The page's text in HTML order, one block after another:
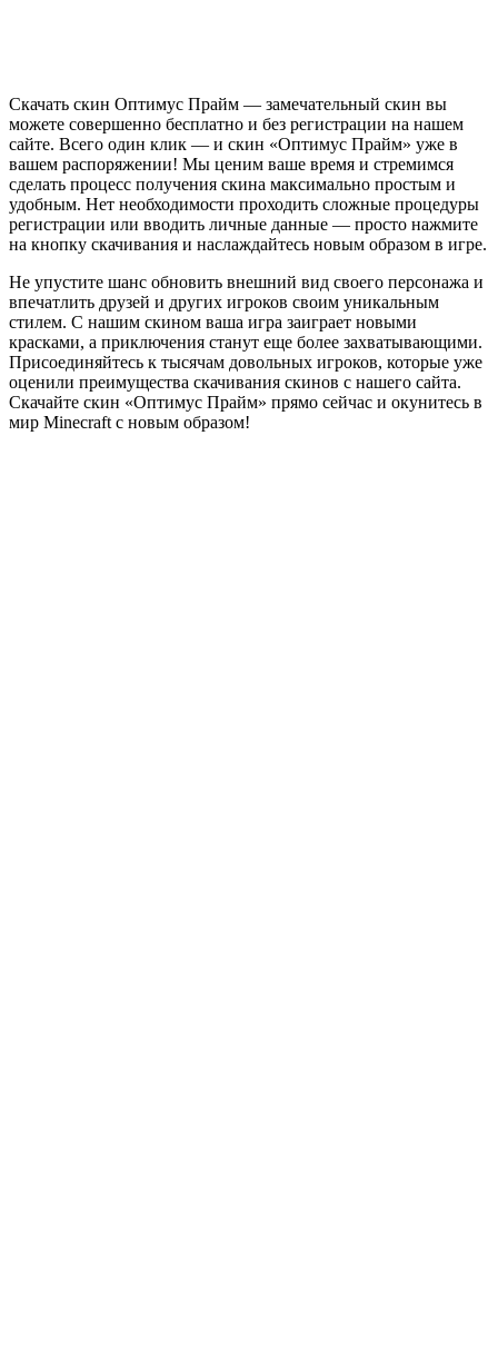
Скачать скин Оптимус Прайм — замечательный скин вы
можете совершенно бесплатно и без регистрации на нашем
сайте. Всего один клик — и скин «Оптимус Прайм» уже в
вашем распоряжении! Мы ценим ваше время и стремимся
сделать процесс получения скина максимально простым и
удобным. Нет необходимости проходить сложные процедуры
регистрации или вводить личные данные — просто нажмите
на кнопку скачивания и наслаждайтесь новым образом в игре.
Не упустите шанс обновить внешний вид своего персонажа и
впечатлить друзей и других игроков своим уникальным
стилем. С нашим скином ваша игра заиграет новыми
красками, а приключения станут еще более захватывающими.
Присоединяйтесь к тысячам довольных игроков, которые уже
оценили преимущества скачивания скинов с нашего сайта.
Скачайте скин «Оптимус Прайм» прямо сейчас и окунитесь в
мир Minecraft с новым образом!